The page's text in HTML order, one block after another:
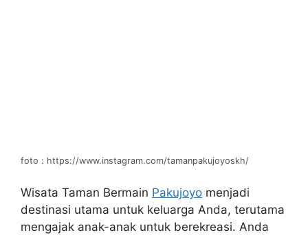
foto : https://www.instagram.com/tamanpakujoyoskh/
Wisata Taman Bermain Pakujoyo menjadi
destinasi utama untuk keluarga Anda, terutama
mengajak anak-anak untuk berekreasi. Anda